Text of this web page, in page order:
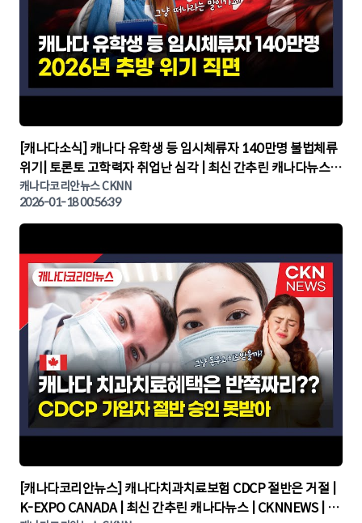
▶
[캐나다소식] 캐나다 유학생 등 임시체류자 140만명 불법체류
위기| 토론토 고학력자 취업난 심각 | 최신 간추린 캐나다뉴스 |
CKNNEWS, 캐나다코리안뉴스
캐나다코리안뉴스 CKNN
2026-01-18 00:56:39
▶
[캐나다코리안뉴스] 캐나다치과치료보험 CDCP 절반은 거절 |
K-EXPO CANADA | 최신 간추린 캐나다뉴스 | CKNNEWS | 캐